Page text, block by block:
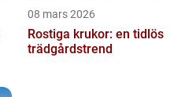
08 mars 2026
Rostiga krukor: en tidlös
trädgårdstrend